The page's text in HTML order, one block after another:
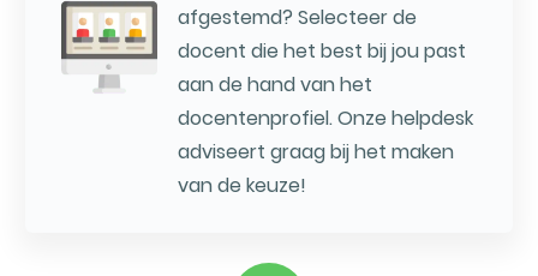
afgestemd? Selecteer de
docent die het best bij jou past
aan de hand van het
docentenprofiel. Onze helpdesk
adviseert graag bij het maken
van de keuze!